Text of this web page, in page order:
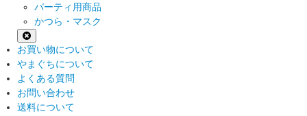
パーティ用商品
かつら・マスク
お買い物について
やまぐちについて
よくある質問
お問い合わせ
送料について